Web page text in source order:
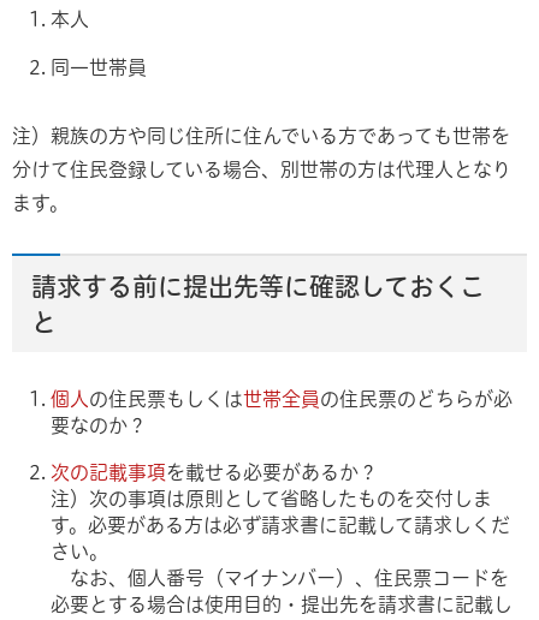
本人
同一世帯員
注）親族の方や同じ住所に住んでいる方であっても世帯を
分けて住民登録している場合、別世帯の方は代理人となり
ます。
請求する前に提出先等に確認しておくこ
と
個人 の住民票もしくは世帯全員の住民票のどちらが必
要なのか？
次の記載事項を載せる必要があるか？
注）次の事項は原則として省略したものを交付しま
す。必要がある方は必ず請求書に記載して請求しくだ
さい。
なお、個人番号（マイナンバー）、住民票コードを
必要とする場合は使用目的・提出先を請求書に記載し